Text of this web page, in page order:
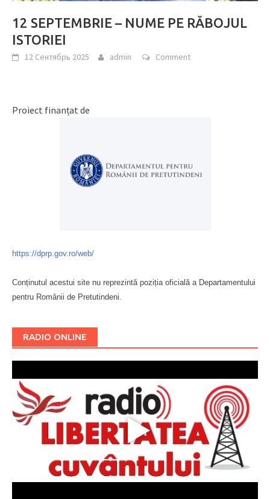
12 SEPTEMBRIE – NUME PE RĂBOJUL
ISTORIEI
12 Сентябрь 2025 admin Comment
Proiect finanțat de
https://dprp.gov.ro/web/
Conținutul acestui site nu reprezintă poziția oficială a Departamentului
pentru Românii de Pretutindeni.
RADIO ONLINE